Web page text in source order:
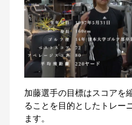
加藤選手の目標はスコアを
ることを目的としたトレー
ます。